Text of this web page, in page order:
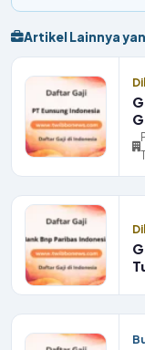
Artikel Lainnya